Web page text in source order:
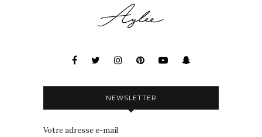
NEWSLETTER
Votre adresse e-mail